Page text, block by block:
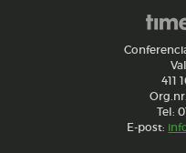
411
Tel:
E-post: